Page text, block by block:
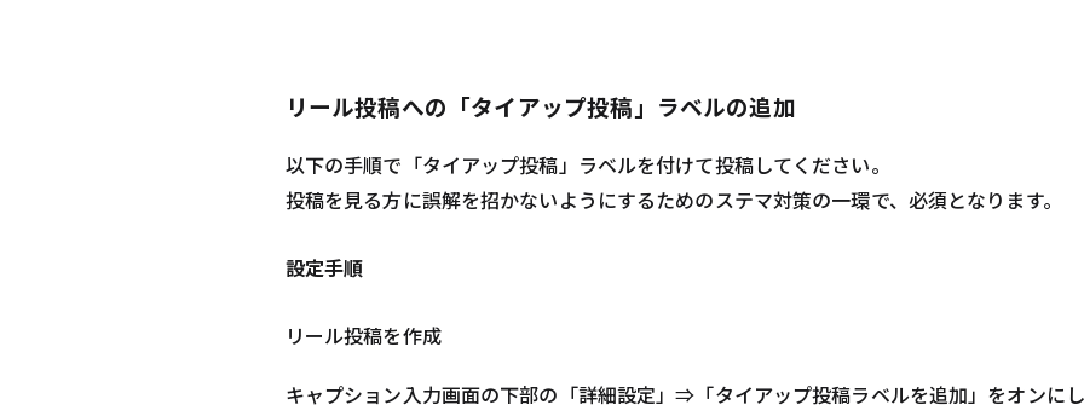
リール投稿への「タイアップ投稿」ラベルの追加
以下の手順で「タイアップ投稿」ラベルを付けて投稿してください。
投稿を見る方に誤解を招かないようにするためのステマ対策の一環で、必須となります。
設定手順
リール投稿を作成
キャプション入力画面の下部の「詳細設定」⇒「タイアップ投稿ラベルを追加」をオンに